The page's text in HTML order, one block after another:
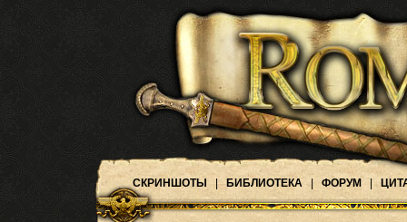
СКРИНШОТЫ БИБЛИОТЕКА ФОРУМ